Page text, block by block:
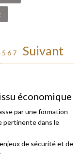
5 6 7 Suivant
économique
par une formation
pertinente dans le
de sécurité et de